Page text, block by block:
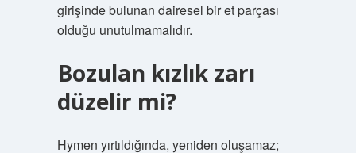
girişinde bulunan dairesel bir et parçası
olduğu unutulmamalıdır.
Bozulan kızlık zarı
düzelir mi?
Hymen yırtıldığında, yeniden oluşamaz;